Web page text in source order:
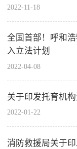
2022-11-18
全国首部！呼和
入立法计划
2022-04-08
关于印发托育机
2022-01-22
消防救援局关于